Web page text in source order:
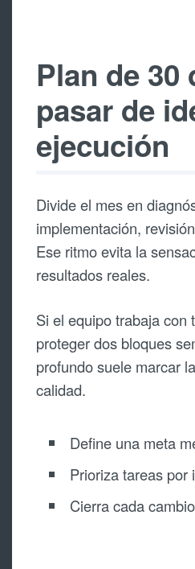
Plan de 30
pasar de
ejecución
Divide el mes en
implementación,
Ese ritmo evita la
resultados reales.
Si el equipo trabaja con
proteger dos bloques
profundo suele marcar
calidad.
Define una meta
Prioriza tareas por
Cierra cada